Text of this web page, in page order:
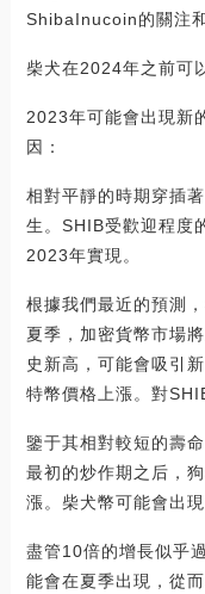
ShibaInucoin的關注
柴犬在2024年之前可
2023年可能會出現新
因：
相對平靜的時期穿插
生。SHIB受歡迎程度
2023年實現。
根據我們最近的預測
夏季，加密貨幣市場
史新高，可能會吸引
特幣價格上漲。對
鑒于其相對較短的壽
最初的炒作期之后，
漲。柴犬幣可能會出現
盡管10倍的增長似乎
能會在夏季出現，從